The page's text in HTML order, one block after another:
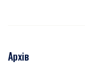
Архів